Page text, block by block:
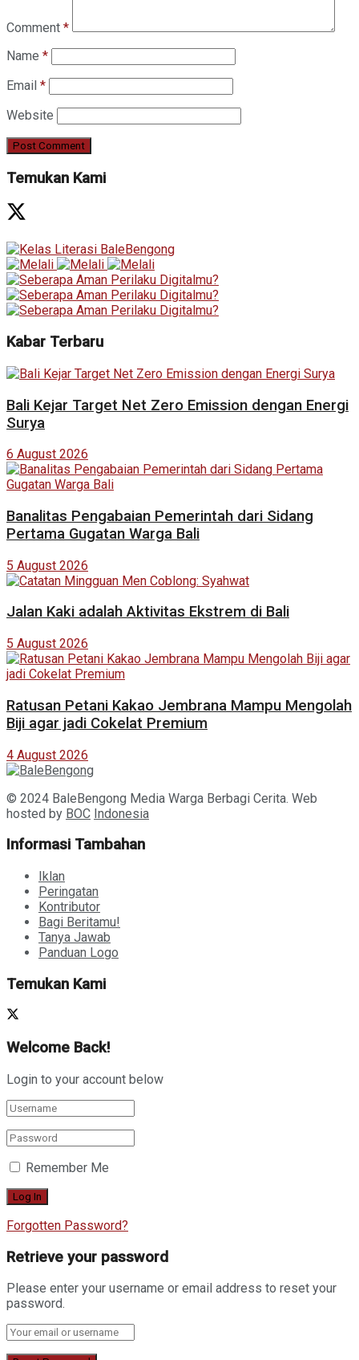
Comment *
Name *
Email *
Website
Temukan Kami
Kabar Terbaru
Bali Kejar Target Net Zero Emission dengan Energi
Surya
6 August 2026
Banalitas Pengabaian Pemerintah dari Sidang
Pertama Gugatan Warga Bali
5 August 2026
Jalan Kaki adalah Aktivitas Ekstrem di Bali
5 August 2026
Ratusan Petani Kakao Jembrana Mampu Mengolah
Biji agar jadi Cokelat Premium
4 August 2026
© 2024 BaleBengong Media Warga Berbagi Cerita. Web
hosted by BOC Indonesia
Informasi Tambahan
Iklan
Peringatan
Kontributor
Bagi Beritamu!
Tanya Jawab
Panduan Logo
Temukan Kami
Welcome Back!
Login to your account below
Remember Me
Forgotten Password?
Retrieve your password
Please enter your username or email address to reset your
password.